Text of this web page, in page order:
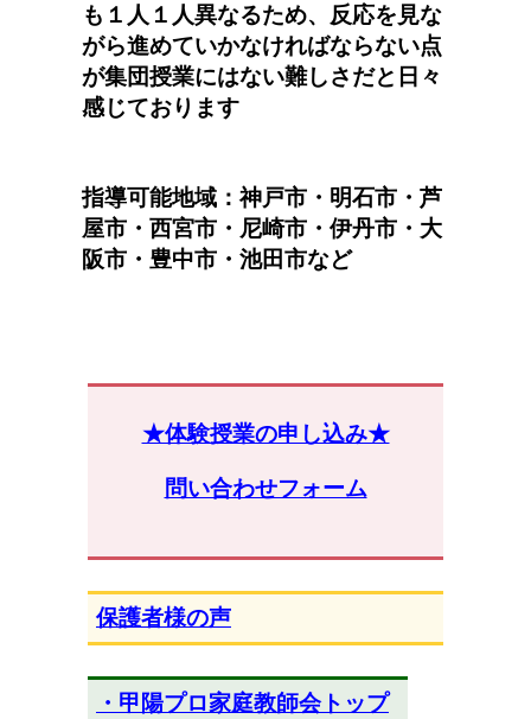
も１人１人異なるため、反応を見な
がら進めていかなければならない点
が集団授業にはない難しさだと日々
感じております
指導可能地域：神戸市・明石市・芦
屋市・西宮市・尼崎市・伊丹市・大
阪市・豊中市・池田市など
★体験授業の申し込み★
問い合わせフォーム
保護者様の声
・甲陽プロ家庭教師会トップ